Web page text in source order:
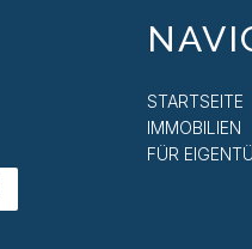
STARTSEITE
IMMOBILIEN
FÜR